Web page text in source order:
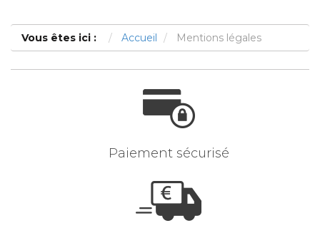
Vous êtes ici : Accueil Mentions légales
Paiement sécurisé